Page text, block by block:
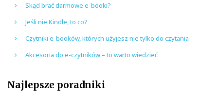
Skąd brać darmowe e-booki?
Jeśli nie Kindle, to co?
Czytniki e-booków, których użyjesz nie tylko do czytania
Akcesoria do e-czytników – to warto wiedzieć
Najlepsze poradniki